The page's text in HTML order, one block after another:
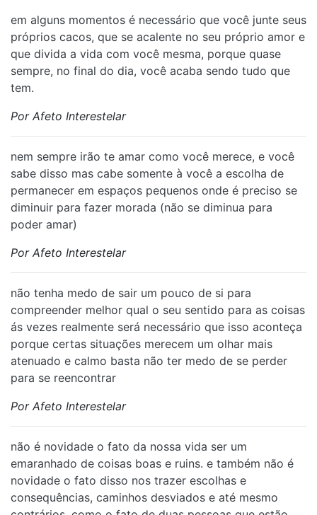
em alguns momentos é necessário que você junte seus
próprios cacos, que se acalente no seu próprio amor e
que divida a vida com você mesma, porque quase
sempre, no final do dia, você acaba sendo tudo que
tem.
Por Afeto Interestelar
nem sempre irão te amar como você merece, e você
sabe disso mas cabe somente à você a escolha de
permanecer em espaços pequenos onde é preciso se
diminuir para fazer morada (não se diminua para
poder amar)
Por Afeto Interestelar
não tenha medo de sair um pouco de si para
compreender melhor qual o seu sentido para as coisas
ás vezes realmente será necessário que isso aconteça
porque certas situações merecem um olhar mais
atenuado e calmo basta não ter medo de se perder
para se reencontrar
Por Afeto Interestelar
não é novidade o fato da nossa vida ser um
emaranhado de coisas boas e ruins. e também não é
novidade o fato disso nos trazer escolhas e
consequências, caminhos desviados e até mesmo